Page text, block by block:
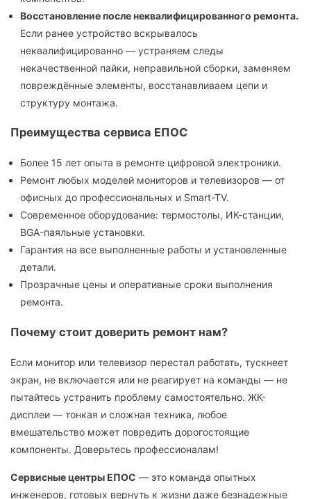
Восстановление после неквалифицированного ремонта.
Если ранее устройство вскрывалось
неквалифицированно — устраняем следы
некачественной пайки, неправильной сборки, заменяем
повреждённые элементы, восстанавливаем цепи и
структуру монтажа.
Преимущества сервиса ЕПОС
Более 15 лет опыта в ремонте цифровой электроники.
Ремонт любых моделей мониторов и телевизоров — от
офисных до профессиональных и Smart-TV.
Современное оборудование: термостолы, ИК-станции,
BGA-паяльные установки.
Гарантия на все выполненные работы и установленные
детали.
Прозрачные цены и оперативные сроки выполнения
ремонта.
Почему стоит доверить ремонт нам?
Если монитор или телевизор перестал работать, тускнеет
экран, не включается или не реагирует на команды — не
пытайтесь устранить проблему самостоятельно. ЖК-
дисплеи — тонкая и сложная техника, любое
вмешательство может повредить дорогостоящие
компоненты. Доверьтесь профессионалам!
Сервисные центры ЕПОС — это команда опытных
инженеров, готовых вернуть к жизни даже безнадежные